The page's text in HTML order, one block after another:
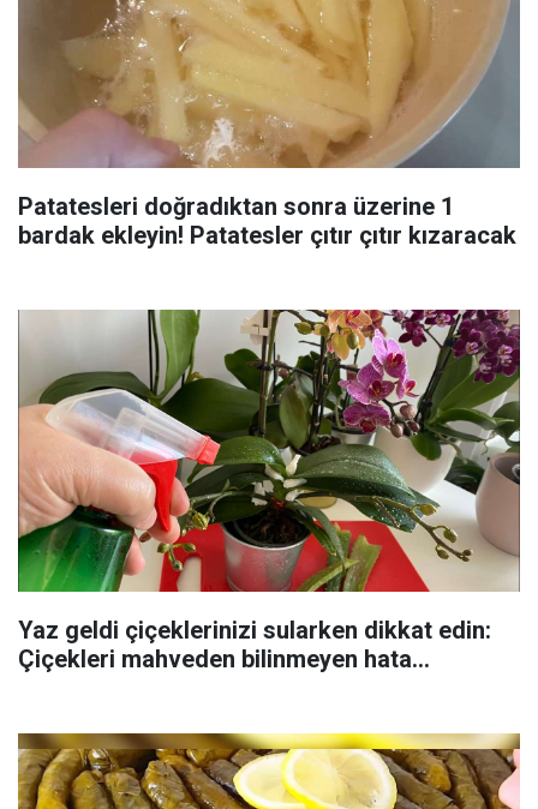
Patatesleri doğradıktan sonra üzerine 1
bardak ekleyin! Patatesler çıtır çıtır kızaracak
Yaz geldi çiçeklerinizi sularken dikkat edin:
Çiçekleri mahveden bilinmeyen hata...